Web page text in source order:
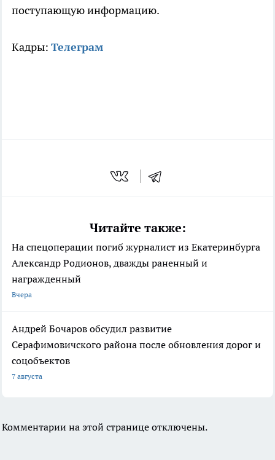
поступающую информацию.
Кадры: Телеграм
Читайте также:
На спецоперации погиб журналист из Екатеринбурга
Александр Родионов, дважды раненный и
награжденный
Вчера
Андрей Бочаров обсудил развитие
Серафимовичского района после обновления дорог и
соцобъектов
7 августа
Комментарии на этой странице отключены.